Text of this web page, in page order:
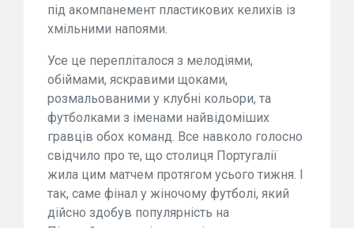
під акомпанемент пластикових келихів із
хмільними напоями.
Усе це перепліталося з мелодіями,
обіймами, яскравими щоками,
розмальованими у клубні кольори, та
футболками з іменами найвідоміших
гравців обох команд. Все навколо голосно
свідчило про те, що столиця Португалії
жила цим матчем протягом усього тижня. І
так, саме фінал у жіночому футболі, який
дійсно здобув популярність на